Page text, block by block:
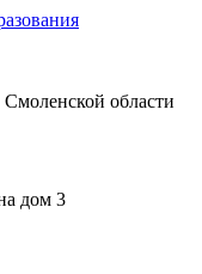
области
дом 3